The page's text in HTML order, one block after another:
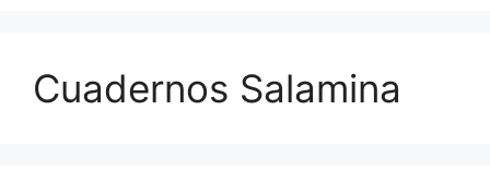
Cuadernos Salamina